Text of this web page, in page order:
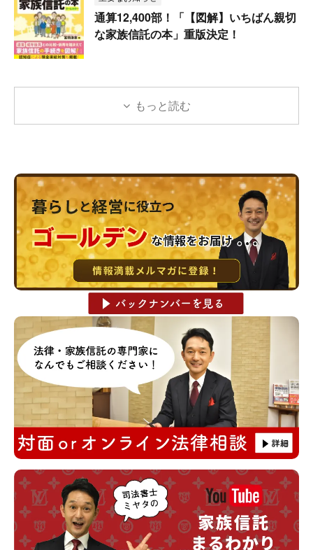
通算12,400部！「【図解】いちばん親切
な家族信託の本」重版決定！
もっと読む